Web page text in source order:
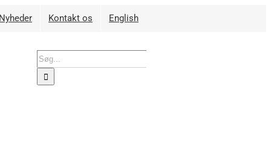
Kontakt os English
Søg
efter: